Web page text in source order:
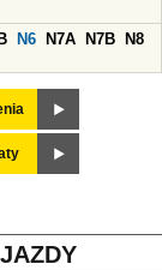
N6 N7A N7B
N8